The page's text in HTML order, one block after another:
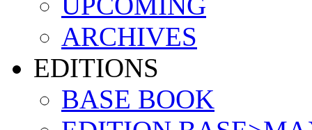
ARCHIVES
EDITIONS
BASE BOOK